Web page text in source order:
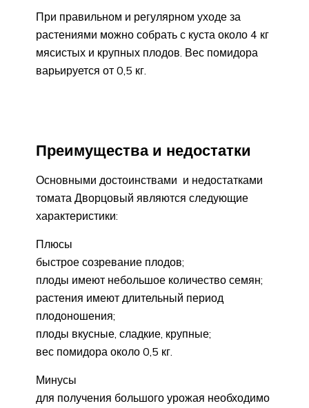
При правильном и регулярном уходе за
растениями можно собрать с куста около 4 кг
мясистых и крупных плодов. Вес помидора
варьируется от 0,5 кг.
Преимущества и недостатки
Основными достоинствами и недостатками
томата Дворцовый являются следующие
характеристики:
Плюсы
быстрое созревание плодов;
плоды имеют небольшое количество семян;
растения имеют длительный период
плодоношения;
плоды вкусные, сладкие, крупные;
вес помидора около 0,5 кг.
Минусы
для получения большого урожая необходимо